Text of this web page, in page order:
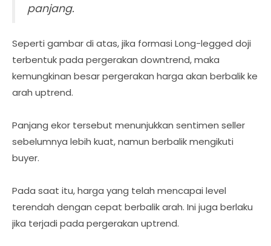
panjang.
Seperti gambar di atas, jika formasi Long-legged doji
terbentuk pada pergerakan downtrend, maka
kemungkinan besar pergerakan harga akan berbalik ke
arah uptrend.
Panjang ekor tersebut menunjukkan sentimen seller
sebelumnya lebih kuat, namun berbalik mengikuti
buyer.
Pada saat itu, harga yang telah mencapai level
terendah dengan cepat berbalik arah. Ini juga berlaku
jika terjadi pada pergerakan uptrend.